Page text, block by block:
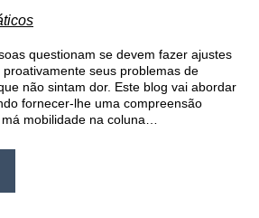
questionam se devem fazer ajustes
seus problemas de
não sintam dor. Este blog vai abordar
fornecer-lhe uma compreensão
mobilidade na coluna…